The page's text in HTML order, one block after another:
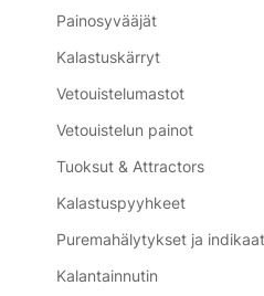
Painosyvääjät
Kalastuskärryt
Vetouistelumastot
Vetouistelun painot
Tuoksut & Attractors
Kalastuspyyhkeet
Puremahälytykset ja
Kalantainnutin